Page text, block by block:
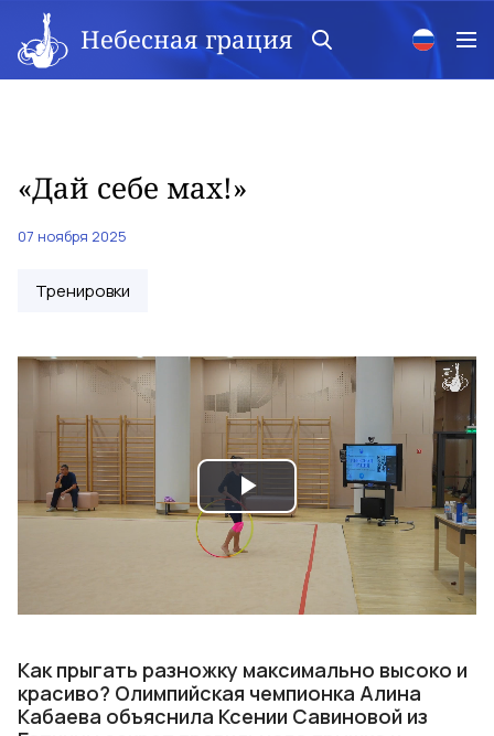
Небесная грация
«Дай себе мах!»
07 ноября 2025
Тренировки
Play
Video
Как прыгать разножку максимально высоко и
красиво? Олимпийская чемпионка Алина
Кабаева объяснила Ксении Савиновой из